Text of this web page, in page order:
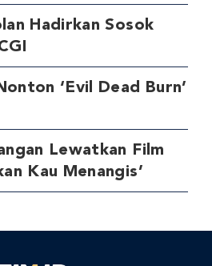
Hadirkan Sosok
‘Evil Dead Burn’
Lewatkan Film
Kau Menangis’